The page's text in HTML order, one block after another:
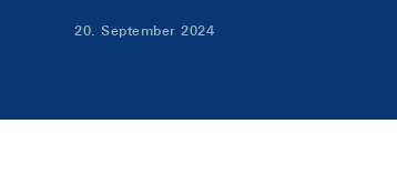
20. September 2024